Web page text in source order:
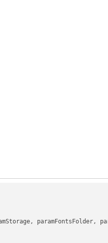
paramFontsFolder,